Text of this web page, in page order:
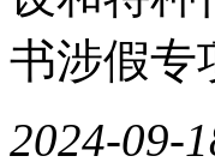
书涉假专
2024-09-